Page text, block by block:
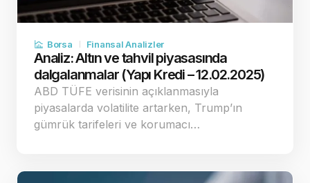
Borsa Finansal Analizler
Analiz: Altın ve tahvil piyasasında
dalgalanmalar (Yapı Kredi – 12.02.2025)
ABD TÜFE verisinin açıklanmasıyla
piyasalarda volatilite artarken, Trump’ın
gümrük tarifeleri ve korumacı…